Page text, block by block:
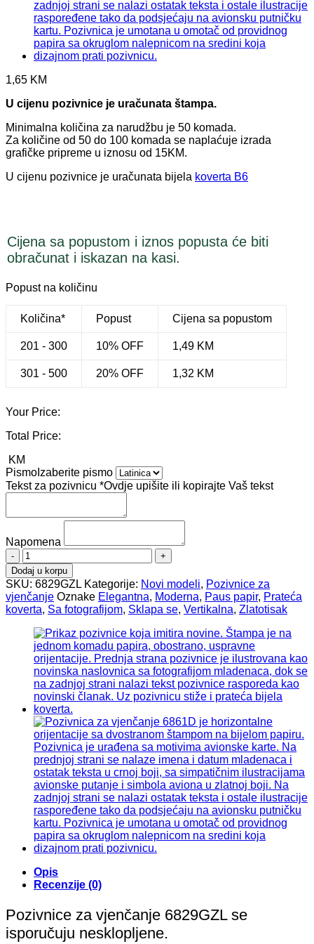
1,65 KM
U cijenu pozivnice je uračunata štampa.
Minimalna količina za narudžbu je 50 komada.
Za količine od 50 do 100 komada se naplaćuje izrada
grafičke pripreme u iznosu od 15KM.
U cijenu pozivnice je uračunata bijela koverta B6
Cijena sa popustom i iznos popusta će biti
obračunat i iskazan na kasi.
Popust na količinu
Količina* Popust Cijena sa popustom
201 - 300 10% OFF 1,49 KM
301 - 500 20% OFF 1,32 KM
Your Price:
Total Price:
KM
Pismo Izaberite pismo
Tekst za pozivnicu *Ovdje upišite ili kopirajte Vaš tekst
Napomena
Pozivnice
za
vjenčanje
6829GZL
količina
Dodaj u korpu
SKU: 6829GZL Kategorije: Novi modeli, Pozivnice za
vjenčanje Oznake Elegantna, Moderna, Paus papir, Prateća
koverta, Sa fotografijom, Sklapa se, Vertikalna, Zlatotisak
Opis
Recenzije (0)
Pozivnice za vjenčanje 6829GZL se
isporučuju nesklopljene.